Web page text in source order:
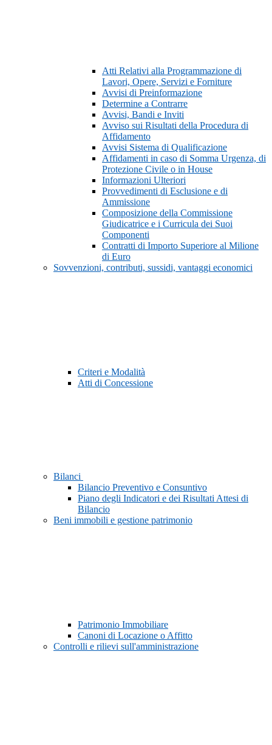
Atti Relativi alla Programmazione di
Lavori, Opere, Servizi e Forniture
Avvisi di Preinformazione
Determine a Contrarre
Avvisi, Bandi e Inviti
Avviso sui Risultati della Procedura di
Affidamento
Avvisi Sistema di Qualificazione
Affidamenti in caso di Somma Urgenza, di
Protezione Civile o in House
Informazioni Ulteriori
Provvedimenti di Esclusione e di
Ammissione
Composizione della Commissione
Giudicatrice e i Curricula dei Suoi
Componenti
Contratti di Importo Superiore al Milione
di Euro
Sovvenzioni, contributi, sussidi, vantaggi economici
Criteri e Modalità
Atti di Concessione
Bilanci
Bilancio Preventivo e Consuntivo
Piano degli Indicatori e dei Risultati Attesi di
Bilancio
Beni immobili e gestione patrimonio
Patrimonio Immobiliare
Canoni di Locazione o Affitto
Controlli e rilievi sull'amministrazione